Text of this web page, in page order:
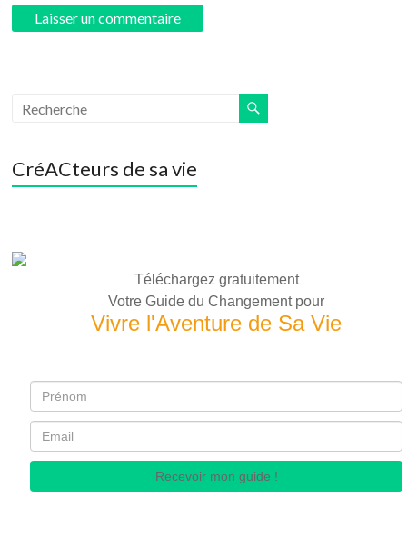
CréACteurs de sa vie
Téléchargez gratuitement
Votre Guide du Changement pour
Vivre l'Aventure de Sa Vie
Recevoir mon guide !